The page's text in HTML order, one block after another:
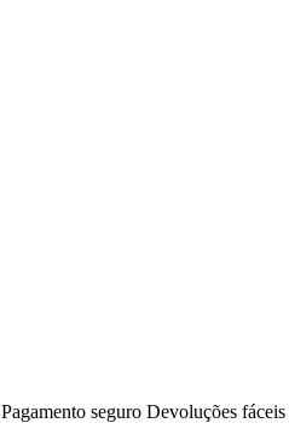
Pagamento seguro Devoluções fáceis